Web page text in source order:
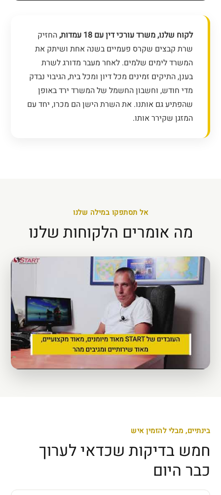
לקוח שלנו, משרד עורכי דין עם 18 עמדות,
החזיק
שרת קבצים שקרס פעמיים בשנה אחת ושיתק את
המשרד לימים שלמים. לאחר מעבר מדורג לשרת
בענן, התיקים זמינים מכל דיון ומכל בית, הגיבוי נבדק
מדי חודש, וחשבון החשמל של המשרד ירד באופן
שהפתיע גם אותנו. את השרת הישן הם מכרו, יחד עם
המזגן שקירר אותו.
אל תסתפקו במילה שלנו
מה אומרים הלקוחות שלנו
בינתיים, מבלי להזמין איש
חמש בדיקות שכדאי לערוך
כבר היום